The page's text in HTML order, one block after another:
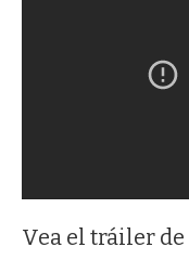
Vea el tráiler de